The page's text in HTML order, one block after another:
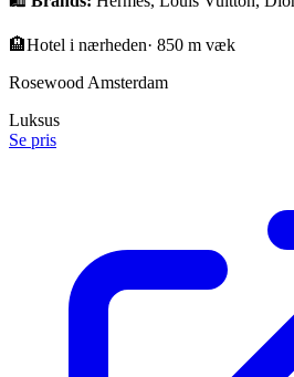
🏨Hotel i nærheden· 850 m væk
Rosewood Amsterdam
Luksus
Se pris